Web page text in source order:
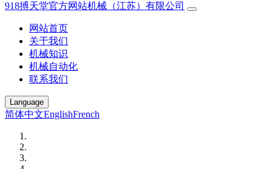
918搏天堂官方网站机械（江苏）有限公司
网站首页
关于我们
机械知识
机械自动化
联系我们
Language
简体中文EnglishFrench